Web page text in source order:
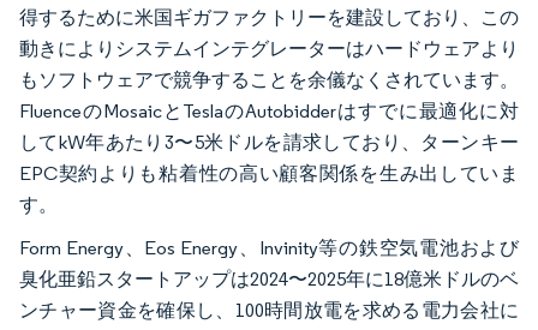
得するために米国ギガファクトリーを建設しており、この
動きによりシステムインテグレーターはハードウェアより
もソフトウェアで競争することを余儀なくされています。
FluenceのMosaicとTeslaのAutobidderはすでに最適化に対
してkW年あたり3〜5米ドルを請求しており、ターンキー
EPC契約よりも粘着性の高い顧客関係を生み出していま
す。
Form Energy、Eos Energy、Invinity等の鉄空気電池および
臭化亜鉛スタートアップは2024〜2025年に18億米ドルのベ
ンチャー資金を確保し、100時間放電を求める電力会社に